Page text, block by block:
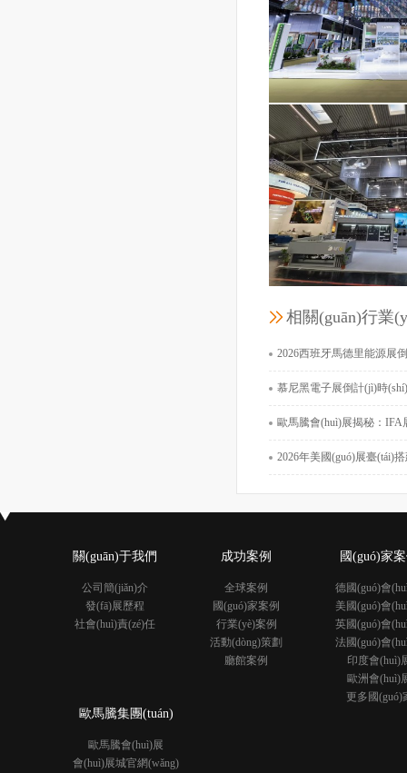
匯耀品尚能源科技
展覽面積
工程時(shí)間
福建安泰新能
展覽面積
工程時(shí)間
相關(guān)行業
2026西班牙馬德里能源展倒計(jì)時(shí)：500家企業(yè)同臺
慕尼黑電子展倒計(jì)時(shí)，如何選擇展位設
歐馬騰會(huì)展揭秘：IFA展覽會(huì)上怎樣用
2026年美國(guó)展臺(tái)搭建避坑指南：別
關(guān)于我們
公司簡(jiǎn)介
發(fā)展歷程
社會(huì)責(zé)任
成功案例
全球案例
國(guó)家案例
行業(yè)案例
活動(dòng)策劃
廳館案例
國(guó)家
德國(guó)會
美國(guó)會
英國(guó)會
法國(guó)會
印度會(huì)
歐洲會(huì)
更多國(guó)
歐馬騰集團(tuán)
歐馬騰會(huì)展
會(huì)展城官網(wǎng)